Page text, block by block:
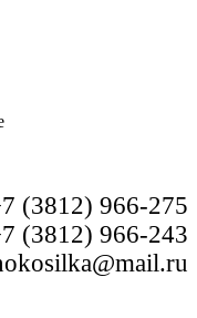
(3812) 966-275
(3812) 966-243